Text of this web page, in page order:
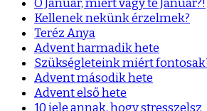
Ó Január, miért vagy te Január?!
Kellenek nekünk érzelmek?
Teréz Anya
Advent harmadik hete
Szükségleteink miért
Advent második hete
Advent első hete
10 jele annak, hogy stresszelsz